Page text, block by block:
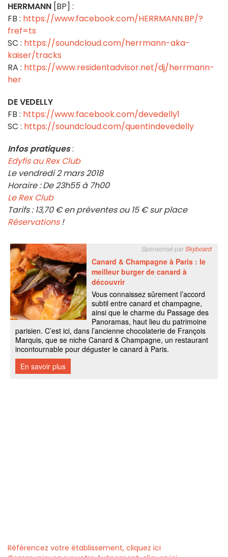
HERRMANN [BP] :
FB : https://www.facebook.com/HERRMANN.BP/?
fref=ts
SC : https://soundcloud.com/herrmann-aka-
kaiser/tracks
RA : https://www.residentadvisor.net/dj/herrmann-
her
DE VEDELLY
FB : https://www.facebook.com/devedelly1
SC : https://soundcloud.com/quentindevedelly
Infos pratiques:
Edyfis au Rex Club
Le vendredi 2 mars 2018
Horaire : De 23h55 à 7h00
Le Rex Club
Tarifs : 13,70 € en préventes ou 15 € sur place
Réservations!
Référencez votre établissement, cliquez ici